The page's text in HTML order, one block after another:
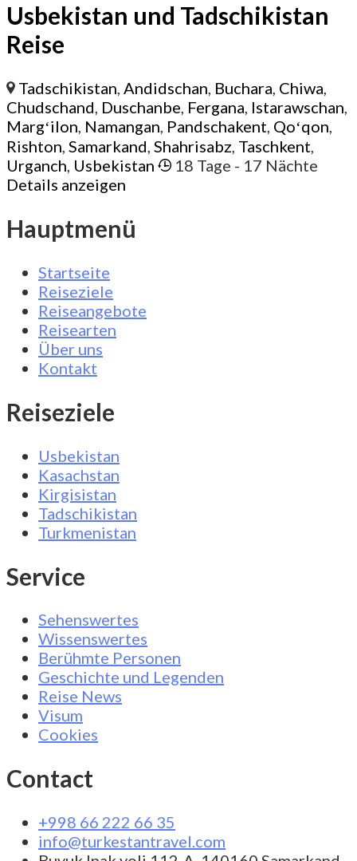
Usbekistan und Tadschikistan
Reise
Tadschikistan,Andidschan, Buchara, Chiwa,
Chudschand, Duschanbe, Fergana, Istarawschan,
Margʻilon, Namangan, Pandschakent, Qoʻqon,
Rishton, Samarkand, Shahrisabz, Taschkent,
Urganch, Usbekistan 18 Tage - 17 Nächte
Details anzeigen
Hauptmenü
Startseite
Reiseziele
Reiseangebote
Reisearten
Über uns
Kontakt
Reiseziele
Usbekistan
Kasachstan
Kirgisistan
Tadschikistan
Turkmenistan
Service
Sehenswertes
Wissenswertes
Berühmte Personen
Geschichte und Legenden
Reise News
Visum
Cookies
Contact
+998 66 222 66 35
info@turkestantravel.com